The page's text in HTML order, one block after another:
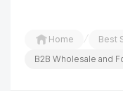
Home / Best
B2B Wholesale and